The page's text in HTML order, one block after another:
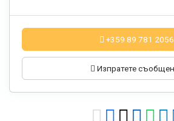
+359 89 781 2056
Изпратете